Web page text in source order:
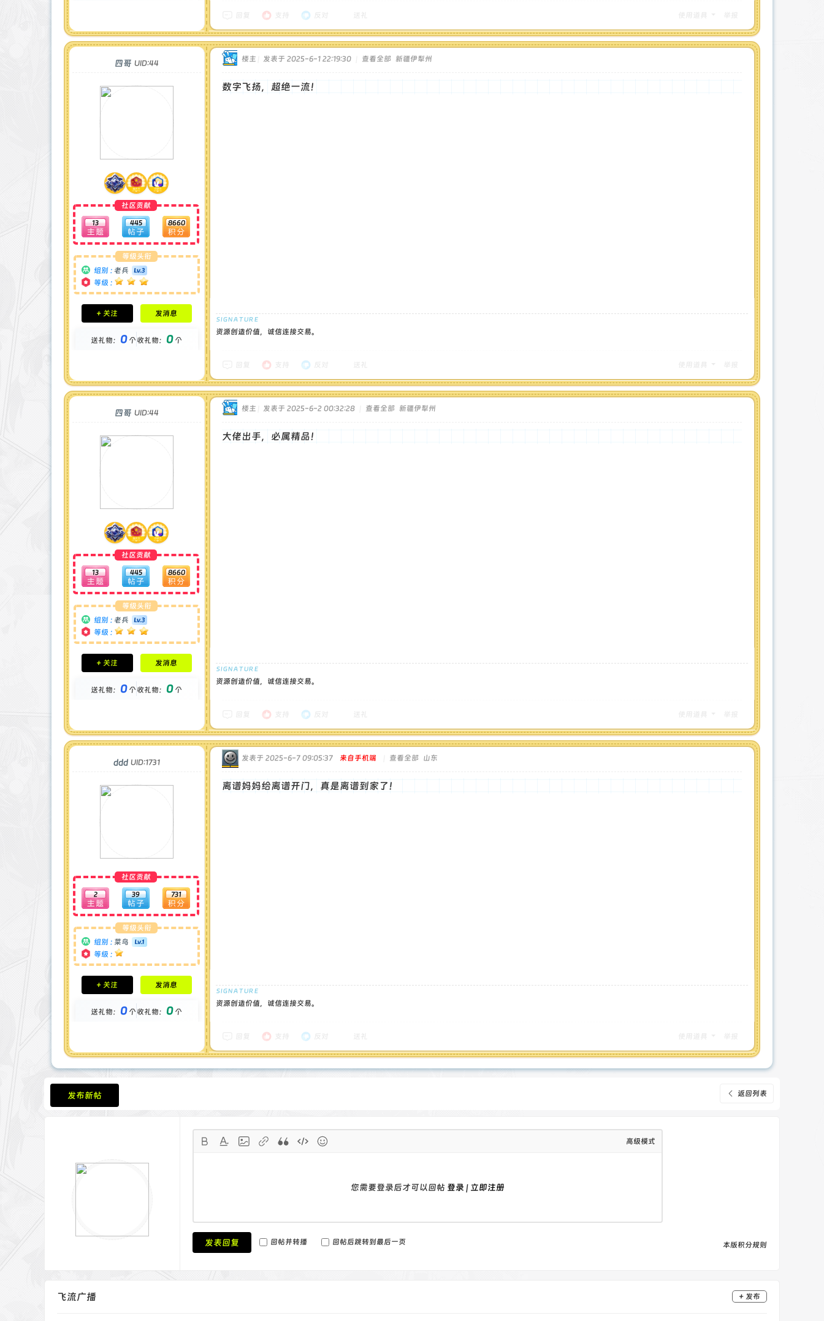
四哥 UID:44
社区贡献
13 445 8660
等级头衔
组别 : 老兵
等级 :
积分成就
钻石 : 0 颗
金币 : 0 枚
+ 关注 发消息
送礼物： 0个收礼物： 0个
楼主 发表于 2025-6-1 22:19:30 查看全部 新疆伊犁州
数字飞扬，超绝一流！
资源创造价值，诚信连接交易。
四哥 UID:44
社区贡献
13 445 8660
等级头衔
组别 : 老兵
等级 :
积分成就
钻石 : 0 颗
金币 : 0 枚
+ 关注 发消息
送礼物： 0个收礼物： 0个
楼主 发表于 2025-6-2 00:32:28 查看全部 新疆伊犁州
大佬出手，必属精品！
资源创造价值，诚信连接交易。
ddd UID:1731
社区贡献
2 39 731
等级头衔
组别 : 菜鸟
等级 :
积分成就
钻石 : 0 颗
金币 : 0 枚
+ 关注 发消息
送礼物： 0个收礼物： 0个
发表于 2025-6-7 09:05:37 来自手机端 查看全部 山东
离谱妈妈给离谱开门，真是离谱到家了！
资源创造价值，诚信连接交易。
返回列表
发布新帖
高级模式
您需要登录后才可以回帖 登录 | 立即注册
发表回复 回帖并转播 回帖后跳转到最后一页 本版积分规则
飞流广播 + 发布